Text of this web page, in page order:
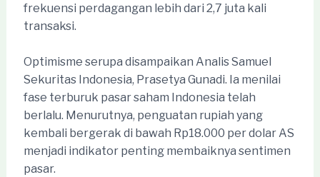
frekuensi perdagangan lebih dari 2,7 juta kali
transaksi.
Optimisme serupa disampaikan Analis Samuel
Sekuritas Indonesia, Prasetya Gunadi. Ia menilai
fase terburuk pasar saham Indonesia telah
berlalu. Menurutnya, penguatan rupiah yang
kembali bergerak di bawah Rp18.000 per dolar AS
menjadi indikator penting membaiknya sentimen
pasar.